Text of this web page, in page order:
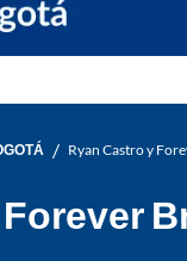
/ Ryan Castro y